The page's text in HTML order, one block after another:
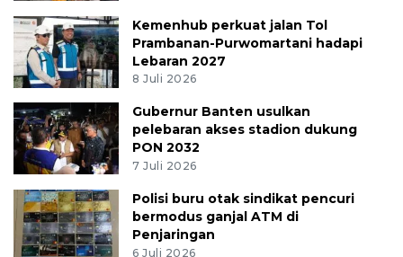
Kemenhub perkuat jalan Tol
Prambanan-Purwomartani hadapi
Lebaran 2027
8 Juli 2026
Gubernur Banten usulkan
pelebaran akses stadion dukung
PON 2032
7 Juli 2026
Polisi buru otak sindikat pencuri
bermodus ganjal ATM di
Penjaringan
6 Juli 2026